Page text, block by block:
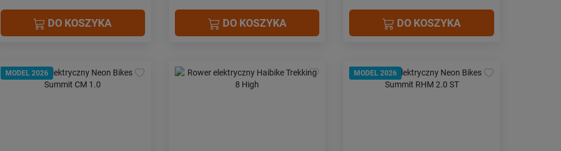
DO KOSZYKA DO KOSZYKA DO KOSZYKA
MODEL 2026 MODEL 2026